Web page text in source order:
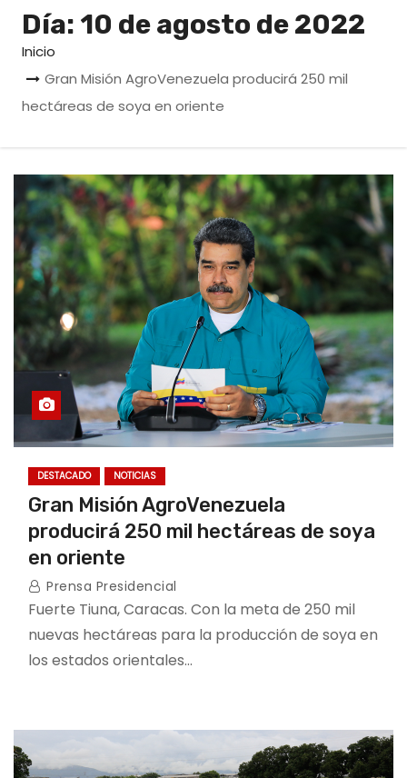
Día: 10 de agosto de 2022
Inicio
Gran Misión AgroVenezuela producirá 250 mil
hectáreas de soya en oriente
DESTACADO NOTICIAS
Gran Misión AgroVenezuela
producirá 250 mil hectáreas de soya
en oriente
Prensa Presidencial
Fuerte Tiuna, Caracas. Con la meta de 250 mil
nuevas hectáreas para la producción de soya en
los estados orientales…